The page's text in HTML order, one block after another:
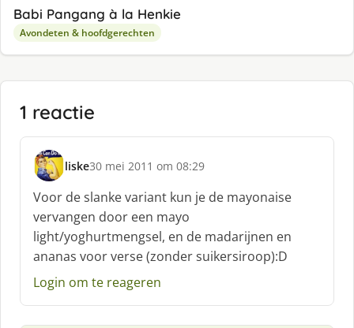
Babi Pangang à la Henkie
Avondeten & hoofdgerechten
1 reactie
liske
s
c
h
r
e
e
:
30 mei 2011 om 08:29
Voor de slanke variant kun je de mayonaise
vervangen door een mayo
light/yoghurtmengsel, en de madarijnen en
ananas voor verse (zonder suikersiroop):D
Login om te reageren